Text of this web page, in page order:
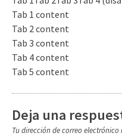
Tab 1 content
Tab 2 content
Tab 3 content
Tab 4 content
Tab 5 content
Deja una
Tu dirección de correo